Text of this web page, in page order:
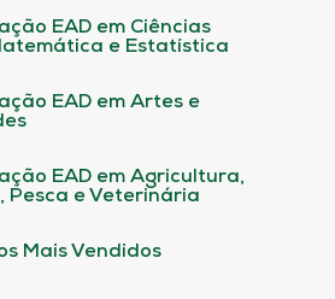
EAD em Ciências
e Estatística
EAD em Artes e
EAD em Agricultura,
Pesca e Veterinária
Mais Vendidos